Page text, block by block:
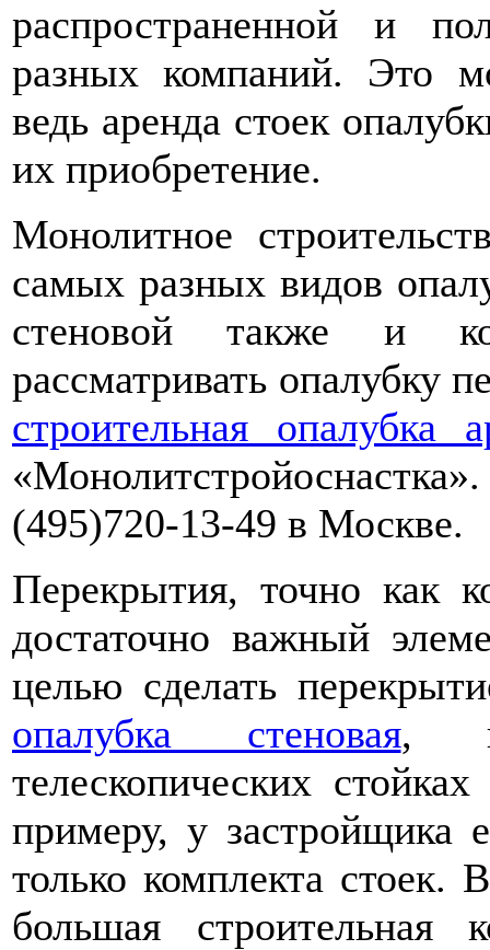
распространенной и
разных компаний. Это
ведь аренда стоек
их приобретение.
Монолитное
самых разных видов
стеновой также и
рассматривать опалубку
строительная опалубка
(495)720-13-49 в Москве.
Перекрытия, точно как
достаточно важный
целью сделать
опалубка стеновая,
телескопических
примеру, у застройщика
только комплекта стоек.
большая строительная